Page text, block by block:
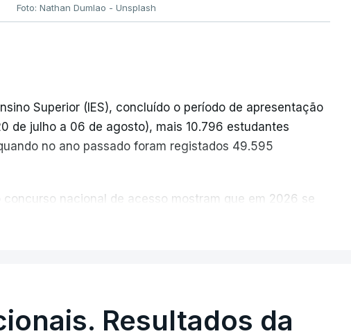
Foto: Nathan Dumlao - Unsplash
Superior (IES), concluído o período de apresentação
de julho a 06 de agosto), mais 10.796 estudantes
no ano passado foram registados 49.595
concurso nacional de acesso mostram que em 2026 se
da Educação, Ciência e Inovação (MECI) em
hoje os resultados dos processos de reapreciação
Resultados da